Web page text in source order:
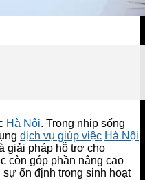
Hà Nội. Trong nhịp sống
dịch vụ giúp việc Hà Nội
giải pháp hỗ trợ cho
còn góp phần nâng cao
ổn định trong sinh hoạt